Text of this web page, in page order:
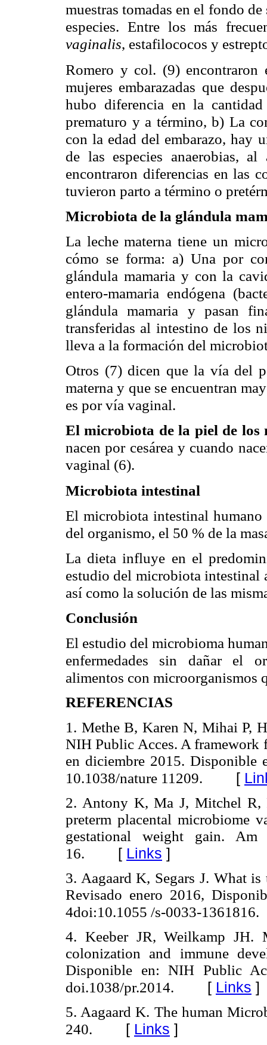
muestras tomadas en el fondo
especies. Entre los más
vaginalis, estafilococos y
Romero y col. (9)
mujeres embarazadas que
hubo diferencia en la
prematuro y a término, b) La
con la edad del embarazo, hay
de las especies anaerobias,
encontraron diferencias en las
tuvieron parto a término o
Microbiota de la glándula
La leche materna tiene un
cómo se forma: a) Una por
glándula mamaria y con la
entero-mamaria endógena
glándula mamaria y pasan
transferidas al intestino de los
lleva a la formación del
Otros (7) dicen que la vía del
materna y que se encuentran
es por vía vaginal.
El microbiota de la piel de los
nacen por cesárea y cuando
vaginal (6).
Microbiota intestinal
El microbiota intestinal humano
del organismo, el 50 % de la
La dieta influye en el
estudio del microbiota intestinal
así como la solución de las
Conclusión
El estudio del microbioma
enfermedades sin dañar el
alimentos con microorganismos
REFERENCIAS
1. Methe B, Karen N, Mihai P,
NIH Public Acces. A framework
en diciembre 2015. Disponible
10.1038/nature 11209. [
2. Antony K, Ma J, Mitchel R,
preterm placental microbiome
gestational weight gain.
16. [ Links ]
3. Aagaard K, Segars J. What
Revisado enero 2016,
4doi:10.1055 /s-0033-1361816.
4. Keeber JR, Weilkamp JH.
colonization and immune
Disponible en: NIH Public
doi.1038/pr.2014. [ Links ]
5. Aagaard K. The human
240. [ Links ]